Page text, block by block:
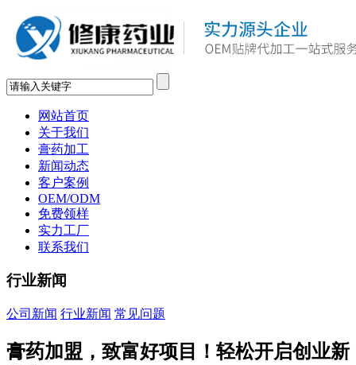
网站首页
关于我们
膏药加工
新闻动态
客户案例
OEM/ODM
免费领样
实力工厂
联系我们
行业新闻
公司新闻 行业新闻 常见问题
膏药加盟，致富好项目！轻松开启创业新